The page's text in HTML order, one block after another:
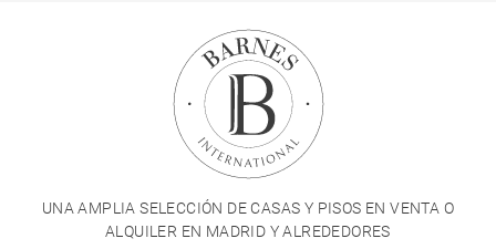
UNA AMPLIA SELECCIÓN DE CASAS Y PISOS EN VENTA O
ALQUILER EN MADRID Y ALREDEDORES